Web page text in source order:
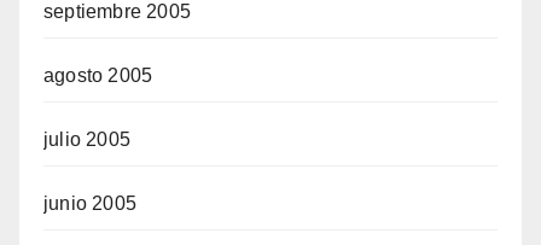
septiembre 2005
agosto 2005
julio 2005
junio 2005